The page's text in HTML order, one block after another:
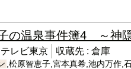
の温泉事件簿4 ～神
テレビ東京 収蔵先 : 倉庫
,松原智恵子,宮本真希,池内万作,